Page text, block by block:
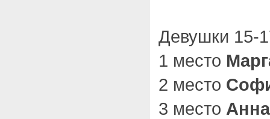
Девушки 15-
1 место
2 место
3 место